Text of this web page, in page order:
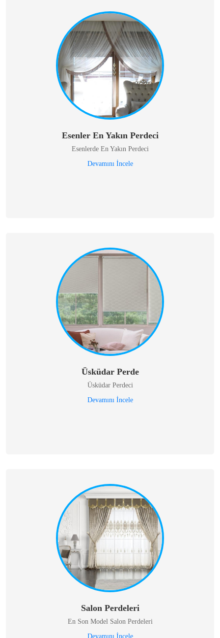
Esenler En Yakın Perdeci
Esenlerde En Yakın Perdeci
Devamını İncele
Üsküdar Perde
Üsküdar Perdeci
Devamını İncele
Salon Perdeleri
En Son Model Salon Perdeleri
Devamını İncele